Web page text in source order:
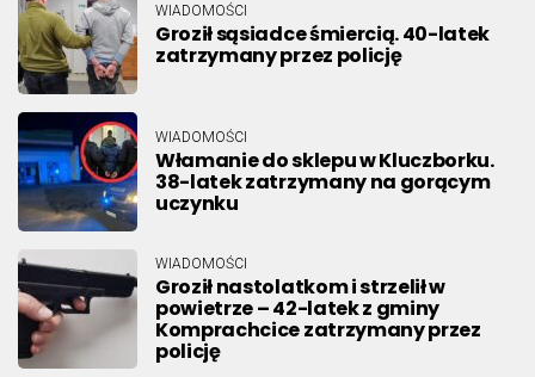
WIADOMOŚCI
Groził sąsiadce śmiercią. 40-latek
zatrzymany przez policję
WIADOMOŚCI
Włamanie do sklepu w Kluczborku.
38-latek zatrzymany na gorącym
uczynku
WIADOMOŚCI
Groził nastolatkom i strzelił w
powietrze – 42-latek z gminy
Komprachcice zatrzymany przez
policję